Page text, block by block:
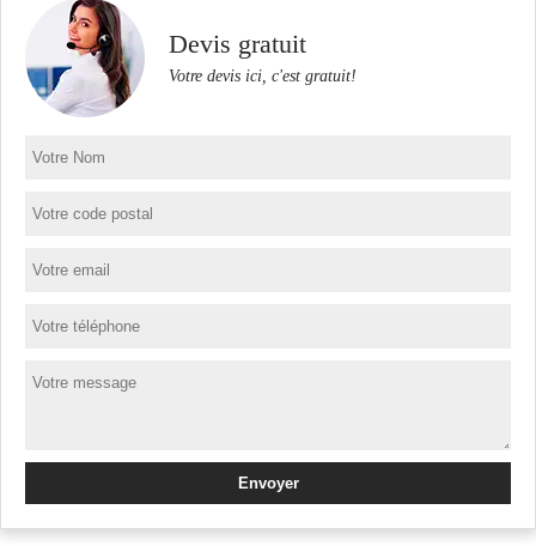
Devis gratuit
Votre devis ici, c'est gratuit!